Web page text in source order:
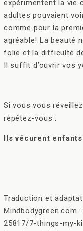
expérimentent la vie
adultes pouvaient
comme pour la
agréable! La beauté
folie et la difficulté
Il suffit d’ouvrir vos
Si vous vous
répétez-vous :
Ils vécurent
Traduction et
Mindbodygreen.com
25817/7-things-my-